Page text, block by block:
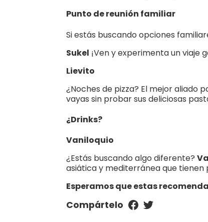
Punto de reunión familiar
Si estás buscando opciones
Sukel ¡Ven y experimenta un viaje
Lievito
¿Noches de pizza? El mejor aliado
vayas sin probar sus deliciosas
¿Drinks?
Vaniloquio
¿Estás buscando algo diferente?
asiática y mediterránea que tienen
Esperamos que estas
Compártelo